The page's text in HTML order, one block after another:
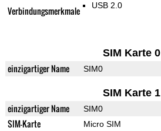
Verbindungsmerkmale USB 2.0
SIM Karte 0
einzigartiger Name SIM0
SIM Karte 1
einzigartiger Name SIM0
SIM-Karte Micro SIM